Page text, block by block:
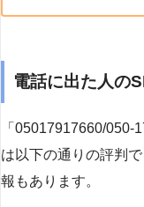
電話に出た人の
「05017917660/050-
は以下の通りの評判
報もあります。